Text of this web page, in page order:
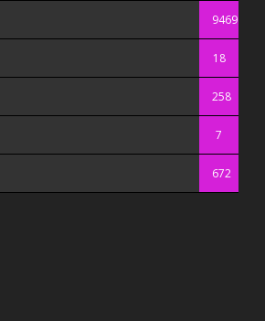
9469
18
258
7
672